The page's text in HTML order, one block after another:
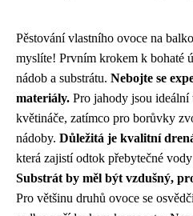
Pěstování vlastního ovoce na
myslíte! Prvním krokem k bohaté
nádob a substrátu. Nebojte se
materiály. Pro jahody jsou
květináče, zatímco pro borůvky
nádoby. Důležitá je kvalitní
která zajistí odtok přebytečné
Substrát by měl být vzdušný,
Pro většinu druhů ovoce se